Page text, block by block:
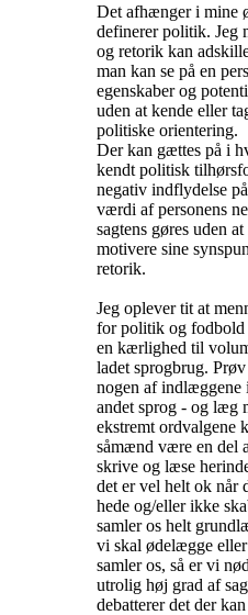
Det afhænger i mine
definerer politik. Jeg
og retorik kan
man kan se på en
egenskaber og
uden at kende eller
politiske orientering.
Der kan gættes på i
kendt politisk
negativ indflydelse
værdi af personens
sagtens gøres uden
motivere sine
retorik.
Jeg oplever tit at
for politik og fodbold
en kærlighed til
ladet sprogbrug.
nogen af indlæggene
andet sprog - og læg
ekstremt ordvalgene
såmænd være en del
skrive og læse
det er vel helt ok når
hede og/eller ikke
samler os helt
vi skal ødelægge
samler os, så er vi
utrolig høj grad af
debatterer det der